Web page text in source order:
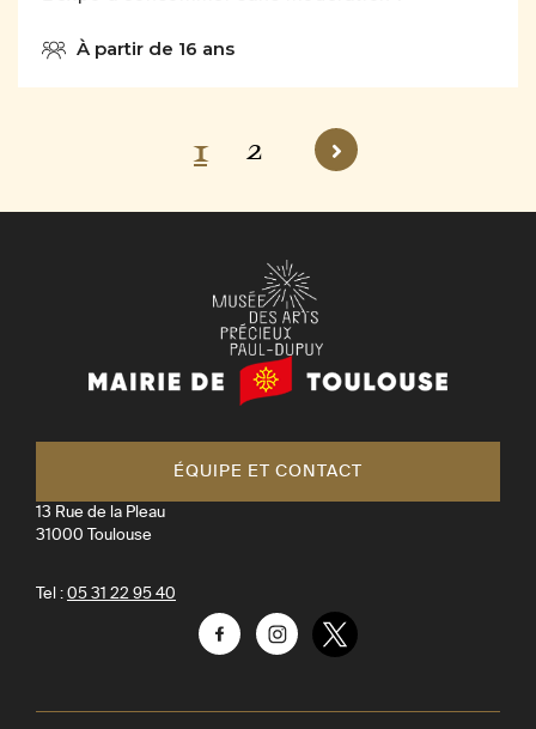
À partir de 16 ans
i
n
a
t
i
o
Page
1 Page
2
Page
suivante
Mairie
de
ÉQUIPE ET CONTACT
13 Rue de la Pleau
31000
Toulouse
Tel : 05 31 22 95 40
FacebookInstagramTwitter